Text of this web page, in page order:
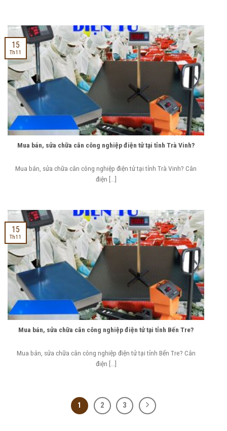
Mua bán, sửa chữa cân công nghiệp điện tử tại tỉnh Trà Vinh?
Mua bán, sửa chữa cân công nghiệp điện tử tại tỉnh Trà Vinh? Cân
điện [...]
15
Th11
Mua bán, sửa chữa cân công nghiệp điện tử tại tỉnh Bến Tre?
Mua bán, sửa chữa cân công nghiệp điện tử tại tỉnh Bến Tre? Cân
điện [...]
15
Th11
1 2 3